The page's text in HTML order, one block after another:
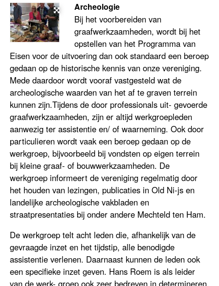
Archeologie
Bij het voorbereiden van
graafwerkzaamheden, wordt bij het
opstellen van het Programma van
Eisen voor de uitvoering dan ook standaard een beroep
gedaan op de historische kennis van onze vereniging.
Mede daardoor wordt vooraf vastgesteld wat de
archeologische waarden van het af te graven terrein
kunnen zijn.Tijdens de door professionals uit- gevoerde
graafwerkzaamheden, zijn er altijd werkgroepleden
aanwezig ter assistentie en/ of waarneming. Ook door
particulieren wordt vaak een beroep gedaan op de
werkgroep, bijvoorbeeld bij vondsten op eigen terrein
bij kleine graaf- of bouwwerkzaamheden. De
werkgroep informeert de vereniging regelmatig door
het houden van lezingen, publicaties in Old Ni-js en
landelijke archeologische vakbladen en
straatpresentaties bij onder andere Mechteld ten Ham.
De werkgroep telt acht leden die, afhankelijk van de
gevraagde inzet en het tijdstip, alle benodigde
assistentie verlenen. Daarnaast kunnen de leden ook
een specifieke inzet geven. Hans Roem is als leider
van de werk- groep ook zeer bedreven in determineren,